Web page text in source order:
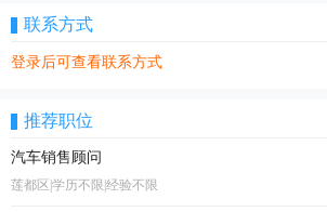
联系方式
登录后可查看联系方式
推荐职位
汽车销售顾问
莲都区|学历不限|经验不限